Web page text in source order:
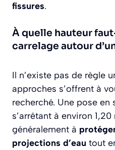
fissures.
À quelle hauteur
carrelage autour
Il n’existe pas de règle
approches s’offrent à
recherché. Une pose en
s’arrêtant à environ
généralement à
projections d’eau tout